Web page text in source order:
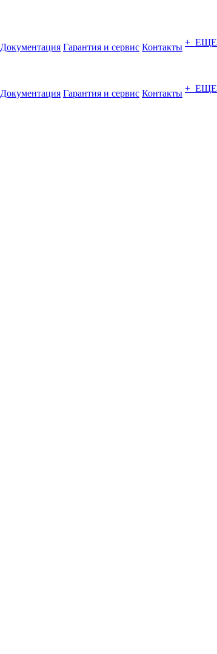
Документация Гарантия и сервис Контакты + ЕЩЕ
Документация Гарантия и сервис Контакты + ЕЩЕ